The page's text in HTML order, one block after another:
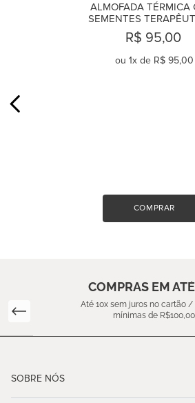
ALMOFADA TÉRMICA
SEMENTES
BRANCA
R$ 95,00
ou 1x de R$ 95,00
COMPRAR
COMPRAS EM
Até 10x sem juros no cartão /
mínimas de R$100,00
SOBRE NÓS